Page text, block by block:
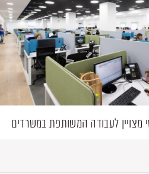
מצויין לעבודה המשותפת במשרדים